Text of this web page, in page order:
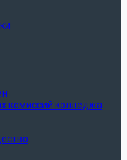
комиссий колледжа